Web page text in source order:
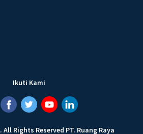
Ikuti Kami
. All Rights Reserved PT. Ruang Raya